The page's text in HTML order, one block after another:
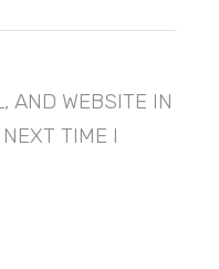
AND WEBSITE IN
TIME I